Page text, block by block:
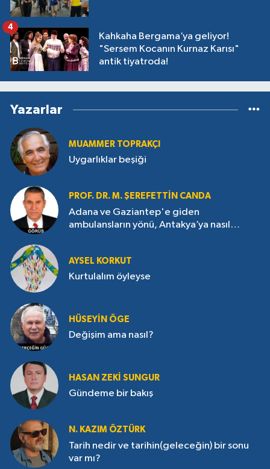
Kahkaha Bergama’ya geliyor!
"Sersem Kocanın Kurnaz Karısı"
antik tiyatroda!
4
Yazarlar
MUAMMER TOPRAKÇI
Uygarlıklar beşiği
PROF. DR. M. ŞEREFETTIN CANDA
Adana ve Gaziantep'e giden
ambulansların yönü, Antakya’ya nasıl
AYSEL KORKUT
Kurtulalım öyleyse
HÜSEYIN ÖGE
Değişim ama nasıl?
HASAN ZEKI SUNGUR
Gündeme bir bakış
N. KAZIM ÖZTÜRK
Tarih nedir ve tarihin(geleceğin) bir sonu
var mı?